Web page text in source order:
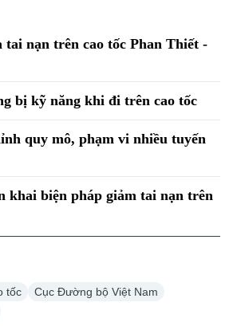
nạn trên cao tốc Phan Thiết -
bị kỹ năng khi đi trên cao tốc
quy mô, phạm vi nhiều tuyến
khai biện pháp giảm tai nạn trên
tốc
Cục Đường bộ Việt Nam